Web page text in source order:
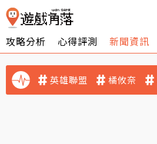
攻略分析 心得評測 新聞資訊
英雄聯盟 橘攸奈